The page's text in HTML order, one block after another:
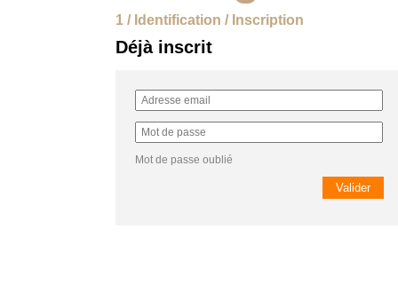
1 / Identification / Inscription
Déjà inscrit
Mot de passe oublié